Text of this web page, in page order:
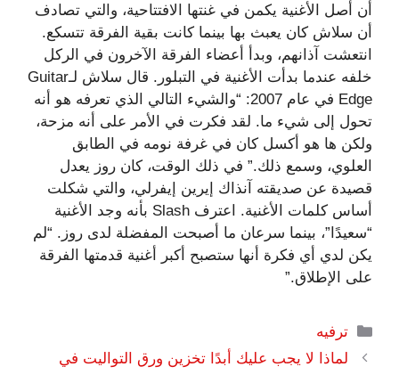
أن أصل الأغنية يكمن في غنتها الافتتاحية، والتي تصادف
أن سلاش كان يعبث بها بينما كانت بقية الفرقة تتسكع.
انتعشت آذانهم، وبدأ أعضاء الفرقة الآخرون في الركل
خلفه عندما بدأت الأغنية في التبلور. قال سلاش لـGuitar
Edge في عام 2007: “والشيء التالي الذي تعرفه هو أنه
تحول إلى شيء ما. لقد فكرت في الأمر على أنه مزحة،
ولكن ها هو أكسل كان في غرفة نومه في الطابق
العلوي، وسمع ذلك.” في ذلك الوقت، كان روز يعدل
قصيدة عن صديقته آنذاك إيرين إيفرلي، والتي شكلت
أساس كلمات الأغنية. اعترف Slash بأنه وجد الأغنية
“سعيدًا”، بينما سرعان ما أصبحت المفضلة لدى روز. “لم
يكن لدي أي فكرة أنها ستصبح أكبر أغنية قدمتها الفرقة
على الإطلاق.”
التصنيفات
ترفيه
لماذا لا يجب عليك أبدًا تخزين ورق التواليت في